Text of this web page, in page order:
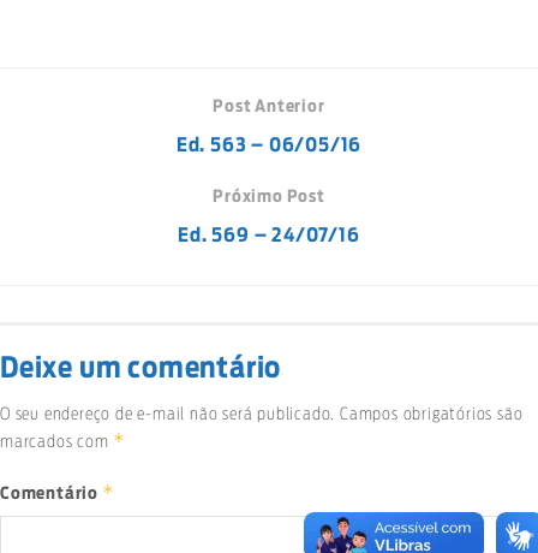
Post Anterior
Ed. 563 – 06/05/16
Próximo Post
Ed. 569 – 24/07/16
Deixe um comentário
O seu endereço de e-mail não será publicado. Campos obrigatórios são
marcados com *
Comentário *